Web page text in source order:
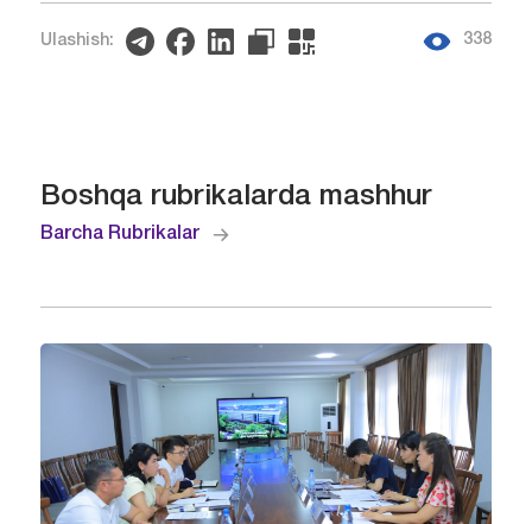
Ulashish: 338
Boshqa rubrikalarda mashhur
Barcha Rubrikalar